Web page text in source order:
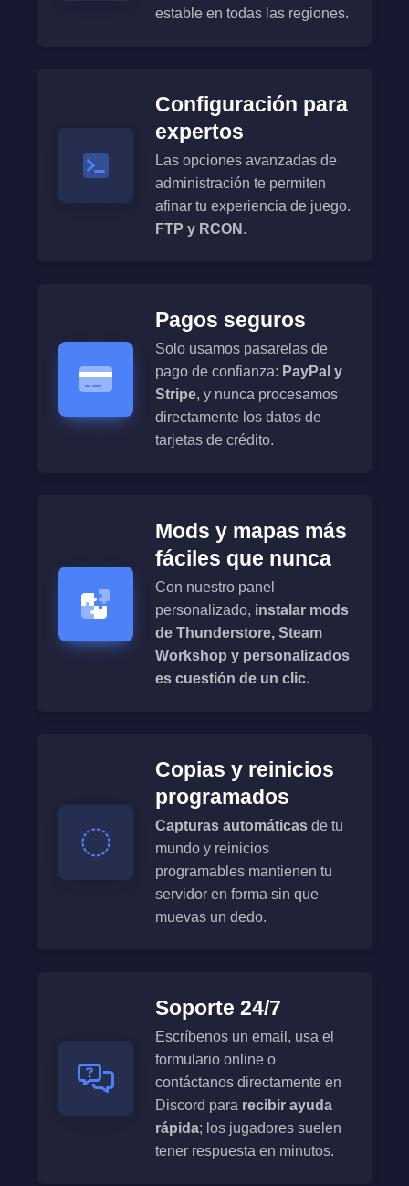
estable en todas las regiones.
Configuración para
expertos
Las opciones avanzadas de
administración te permiten
afinar tu experiencia de juego.
FTP y RCON .
Pagos seguros
Solo usamos pasarelas de
pago de confianza: PayPal y
Stripe, y nunca procesamos
directamente los datos de
tarjetas de crédito.
Mods y mapas más
fáciles que nunca
Con nuestro panel
personalizado, instalar mods
de Thunderstore, Steam
Workshop y personalizados
es cuestión de un clic.
Copias y reinicios
programados
Capturas automáticas de tu
mundo y reinicios
programables mantienen tu
servidor en forma sin que
muevas un dedo.
Soporte 24/7
Escríbenos un email, usa el
formulario online o
contáctanos directamente en
Discord para recibir ayuda
rápida; los jugadores suelen
tener respuesta en minutos.